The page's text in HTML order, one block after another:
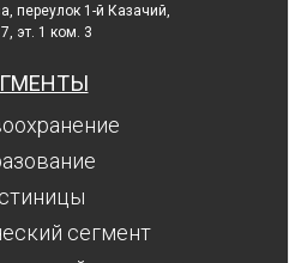
переулок 1-й Казачий,
эт. 1 ком. 3
сегмент